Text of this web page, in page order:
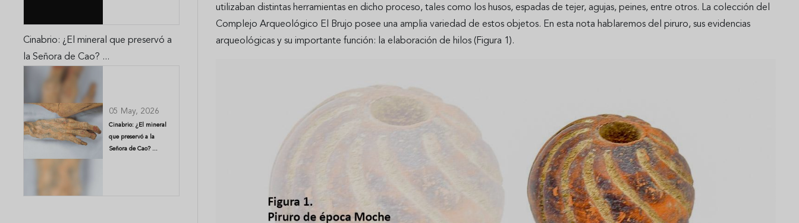
Cinabrio: ¿El mineral que preservó a
la Señora de Cao? ...
05 May, 2026
Cinabrio: ¿El mineral
que preservó a la
Señora de Cao? ...
utilizaban distintas herramientas en dicho proceso, tales como los husos, espadas de tejer, agujas, peines, entre otros. La colección del
Complejo Arqueológico El Brujo posee una amplia variedad de estos objetos. En esta nota hablaremos del piruro, sus evidencias
arqueológicas y su importante función: la elaboración de hilos (Figura 1).